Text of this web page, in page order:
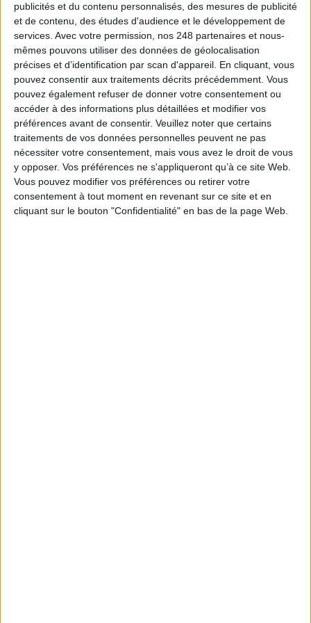
publicités et du contenu personnalisés, des mesures de publicité
et de contenu, des études d'audience et le développement de
services. Avec votre permission, nos 248 partenaires et nous-
mêmes pouvons utiliser des données de géolocalisation
précises et d’identification par scan d'appareil. En cliquant, vous
pouvez consentir aux traitements décrits précédemment. Vous
pouvez également refuser de donner votre consentement ou
accéder à des informations plus détaillées et modifier vos
préférences avant de consentir. Veuillez noter que certains
traitements de vos données personnelles peuvent ne pas
nécessiter votre consentement, mais vous avez le droit de vous
y opposer. Vos préférences ne s'appliqueront qu’à ce site Web.
Vous pouvez modifier vos préférences ou retirer votre
consentement à tout moment en revenant sur ce site et en
cliquant sur le bouton "Confidentialité" en bas de la page Web.
Sur le même sujet:
3 correcteurs orthographiques gratuits au banc d'essai
4 applications gratuites pour retoucher vos photos comme un pro
3 outils indispensables et gratuits pour améliorer vos performances sur
Twitter
Scrollitelling : 3 applications de webdocumentaire au banc d'essai
0 Commentaire
Organisation